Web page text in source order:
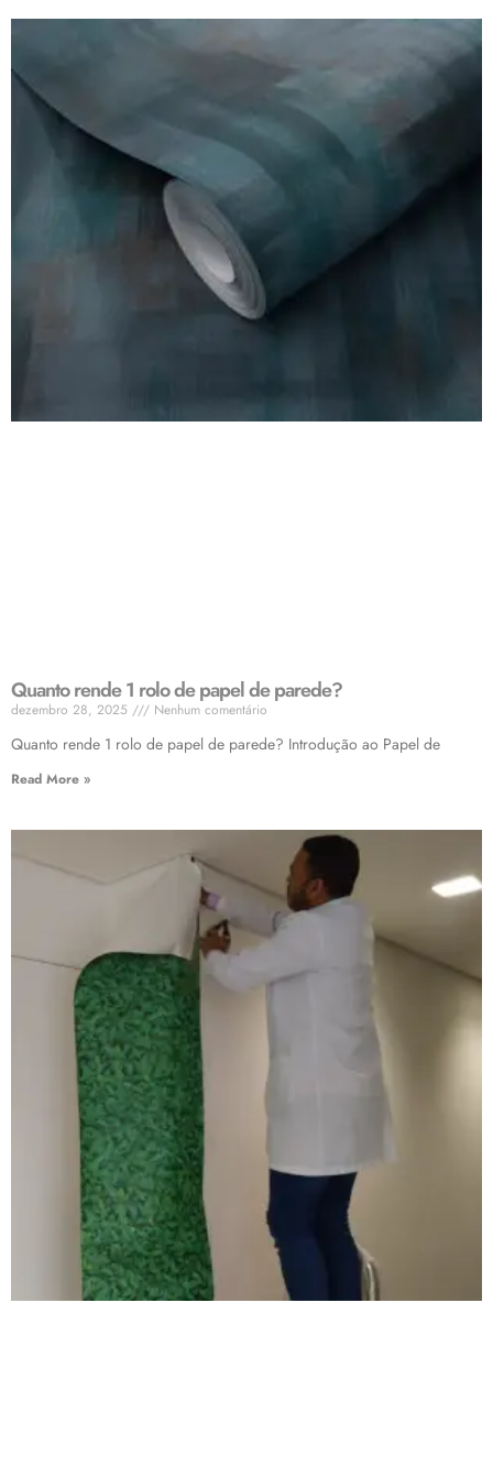
Quanto rende 1 rolo de papel de parede?
dezembro 28, 2025 Nenhum comentário
Quanto rende 1 rolo de papel de parede? Introdução ao Papel de
Read More »